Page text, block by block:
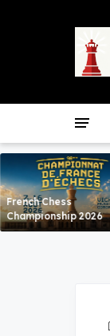
French Chess
Championship 2026